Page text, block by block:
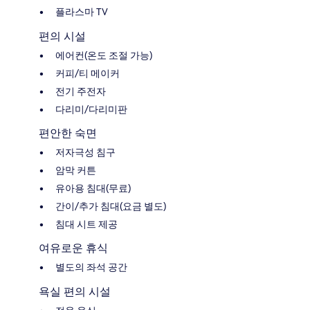
플라스마 TV
편의 시설
에어컨(온도 조절 가능)
커피/티 메이커
전기 주전자
다리미/다리미판
편안한 숙면
저자극성 침구
암막 커튼
유아용 침대(무료)
간이/추가 침대(요금 별도)
침대 시트 제공
여유로운 휴식
별도의 좌석 공간
욕실 편의 시설